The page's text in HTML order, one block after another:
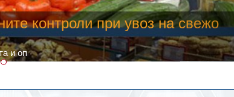
храна, опасни се и за
метеоролозите во одредени региони ќе достигне 40